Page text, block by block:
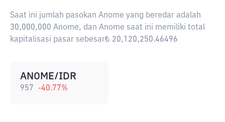
Saat ini jumlah pasokan Anome yang beredar adalah
30,000,000 Anome, dan Anome saat ini memiliki total
kapitalisasi pasar sebesar₺ 20,120,250.46496
ANOME/IDR
957 -40.77%